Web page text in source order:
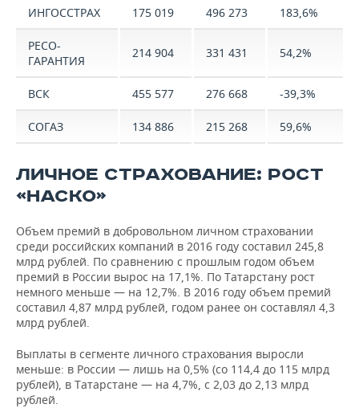
ИНГОССТРАХ 175 019 496 273 183,6%
РЕСО-
ГАРАНТИЯ
214 904 331 431 54,2%
ВСК 455 577 276 668 -39,3%
СОГАЗ 134 886 215 268 59,6%
ЛИЧНОЕ СТРАХОВАНИЕ: РОСТ
«НАСКО»
Объем премий в добровольном личном страховании
среди российских компаний в 2016 году составил 245,8
млрд рублей. По сравнению с прошлым годом объем
премий в России вырос на 17,1%. По Татарстану рост
немного меньше — на 12,7%. В 2016 году объем премий
составил 4,87 млрд рублей, годом ранее он составлял 4,3
млрд рублей.
Выплаты в сегменте личного страхования выросли
меньше: в России — лишь на 0,5% (со 114,4 до 115 млрд
рублей), в Татарстане — на 4,7%, с 2,03 до 2,13 млрд
рублей.